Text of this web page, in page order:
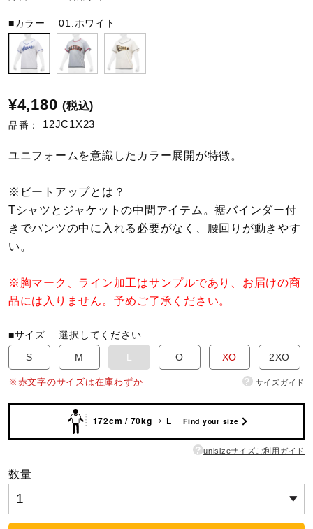
バレーボール
テニス／ソフトテニス
バドミントン
卓球
ソフトボール
柔道
ウィンタースポーツ
ワーキング
■カラー01:ホワイト
¥4,180 (税込)
品番： 12JC1X23
ユニフォームを意識したカラー展開が特徴。
※ビートアップとは？
Tシャツとジャケットの中間アイテム。裾バインダー付
きでパンツの中に入れる必要がなく、腰回りが動きやす
い。
※胸マーク、ライン加工はサンプルであり、お届けの商
品には入りません。予めご了承ください。
■サイズ選択してください
S
M L O XO 2XO
※赤文字のサイズは在庫わずか ? サイズガイド
172cm / 70kg L Find your size
? unisizeサイズご利用ガイド
数量